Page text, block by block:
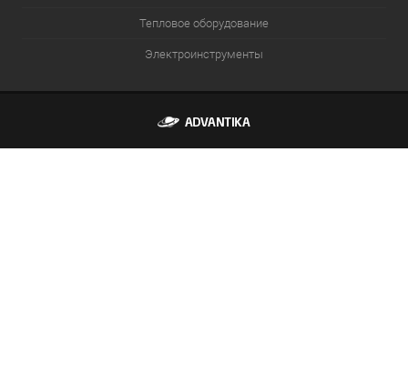
Тепловое оборудование
Электроинструменты